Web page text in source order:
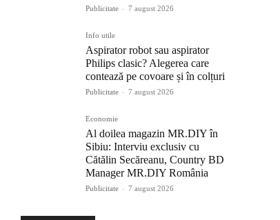
Publicitate - 7 august 2026
Info utile
Aspirator robot sau aspirator
Philips clasic? Alegerea care
contează pe covoare și în colțuri
Publicitate - 7 august 2026
Economie
Al doilea magazin MR.DIY în
Sibiu: Interviu exclusiv cu
Cătălin Secăreanu, Country BD
Manager MR.DIY România
Publicitate - 7 august 2026